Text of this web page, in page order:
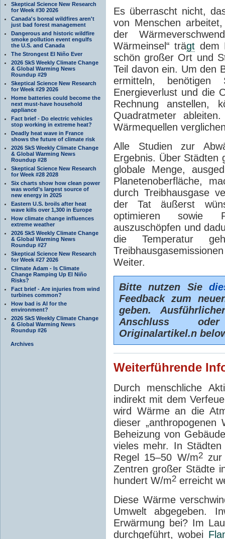
Skeptical Science New Research
for Week #30 2026
Canada's boreal wildfires aren't
just bad forest management
Dangerous and historic wildfire
smoke pollution event engulfs
the U.S. and Canada
The Strongest El Niño Ever
2026 SkS Weekly Climate Change
& Global Warming News
Roundup #29
Skeptical Science New Research
for Week #29 2026
Home batteries could become the
next must-have household
appliance
Fact brief - Do electric vehicles
stop working in extreme heat?
Deadly heat wave in France
shows the future of climate risk
2026 SkS Weekly Climate Change
& Global Warming News
Roundup #28
Skeptical Science New Research
for Week #28 2028
Six charts show how clean power
was world’s largest source of
new energy in 2025
Eastern U.S. broils after heat
wave kills over 1,300 in Europe
How climate change influences
extreme weather
2026 SkS Weekly Climate Change
& Global Warming News
Roundup #27
Skeptical Science New Research
for Week #27 2026
Climate Adam - Is Climate
Change Ramping Up El Niño
Risks?
Fact brief - Are injuries from wind
turbines common?
How bad is AI for the
environment?
2026 SkS Weekly Climate Change
& Global Warming News
Roundup #26
Archives
Es überrascht nicht,
von Menschen
der
Wärmeinsel“ trägt dem
schön großer Ort und
Teil davon ein. Um den
ermitteln,
Energieverlust und die
Rechnung anstellen,
Quadratmeter
Wärmequellen
Alle Studien zur
Ergebnis. Über Städten
globale Menge,
Planetenoberfläche,
durch Treibhausgase
der Tat äußerst
optimieren sowie
auszuschöpfen und
die Temperatur
Weiter.
Bitte nutzen Sie
Feedback zum
geben.
Anschluss
Originalartikel.n
Weiterführende
Durch menschliche
indirekt mit dem
wird Wärme an die
dieser „anthropogenen
Beheizung von
vieles mehr. In Städten
Regel 15–50 W/m2zur
Zentren großer Städte
hundert W/m2 erreicht
Diese Wärme
Umwelt abgegeben.
Erwärmung bei? Im
durchgeführt, wobei